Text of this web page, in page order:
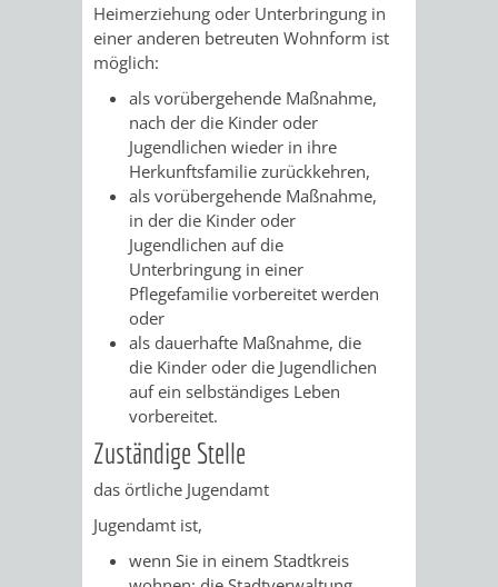
DER
DENKMALSCHUTZBEHÖRDE
SATZUNGEN
IM
BEREICH
DENKMALSCHUTZ
GENEHMIGUNGSVERFAHREN
TAG
DES
OFFENEN
DENKMALS
BAUPLÄTZE
STÄDTISCHER
HÄUSER
/
LIEGENSCHAFTEN
ABWASSERBESEITIGUNG
ERSCHLIESSUNGSBEITRAG
ANTRAGSVERFAHREN
VERMIETE
/
DEZERNATEFÜR
AMT
Heimerziehung oder Unterbringung in
einer anderen betreuten Wohnform ist
möglich:
als vorübergehende Maßnahme,
nach der die Kinder oder
Jugendlichen wieder in ihre
Herkunftsfamilie zurückkehren,
als vorübergehende Maßnahme,
in der die Kinder oder
Jugendlichen auf die
Unterbringung in einer
Pflegefamilie vorbereitet werden
oder
als dauerhafte Maßnahme, die
die Kinder oder die Jugendlichen
auf ein selbständiges Leben
vorbereitet.
Zuständige Stelle
das örtliche Jugendamt
Jugendamt ist,
wenn Sie in einem Stadtkreis